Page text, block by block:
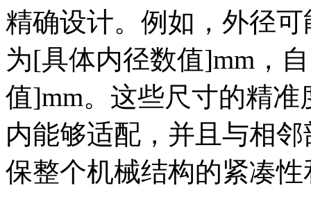
精确设计。例如，外径
为[具体内径数值]mm，
值]mm。这些尺寸的精
内能够适配，并且与相
保整个机械结构的紧凑